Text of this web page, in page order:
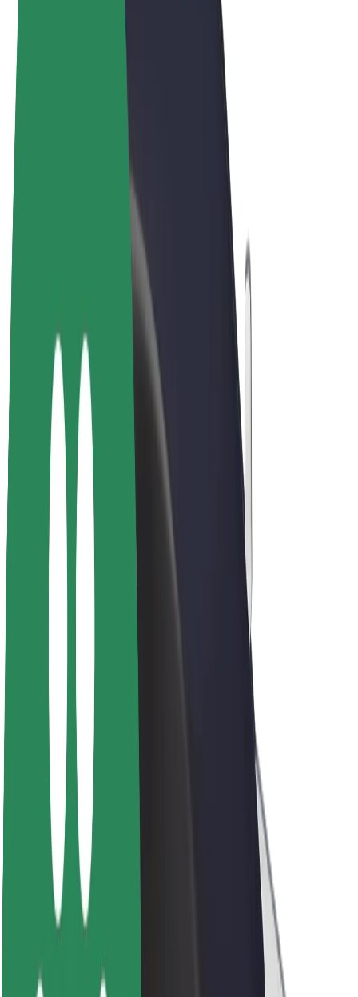
Privātuma politika
Bolt for Business
Autovadītāji
Autovadītāja ieņēmumi
Kurjeri
Kurjerpartnera ieņēmumi
Bolt Food tirgotāji
Reģistrē autoparku
Par uzņēmumu
Ziņu telpa
Misija
Attiecības ar investoriem
Vadība
Zīmols
Mediji
Pilsētvides fonds
Pasažieru drošība